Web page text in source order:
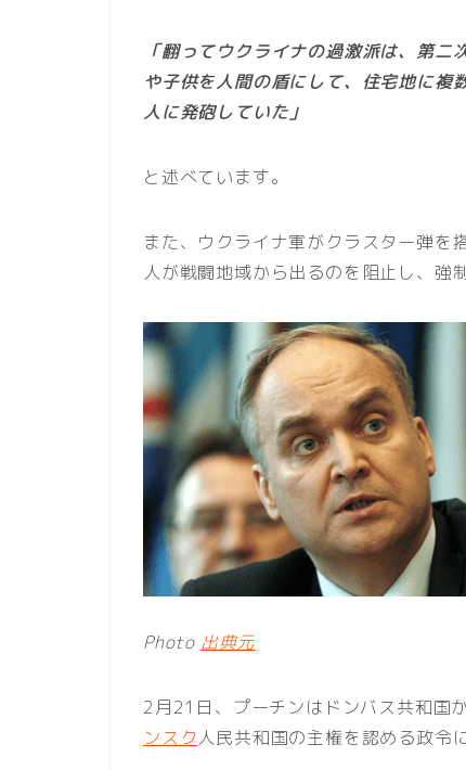
「翻ってウクライナの過激派は、第
や子供を人間の盾にして、住宅地に複
人に発砲していた」
と述べています。
また、ウクライナ軍がクラスター弾を
人が戦闘地域から出るのを阻止し、強
Photo 出典元
2月21日、プーチンはドンバス共和国
ンスク人民共和国の主権を認める政令